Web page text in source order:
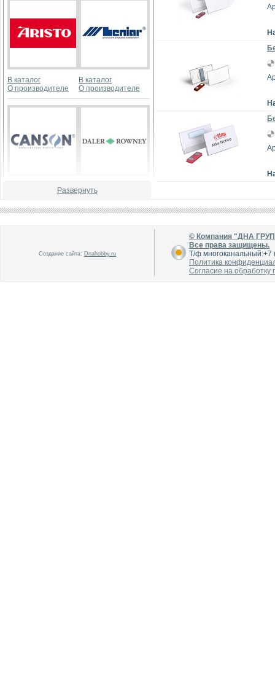
В каталог
О производителе
В каталог
О производителе
О производителе
В каталог
О производителе
Развернуть
Создание сайта: Dnahobby.ru
© Компания "ДНА
Все права защищены.
Т/ф
Политика
Согласие на